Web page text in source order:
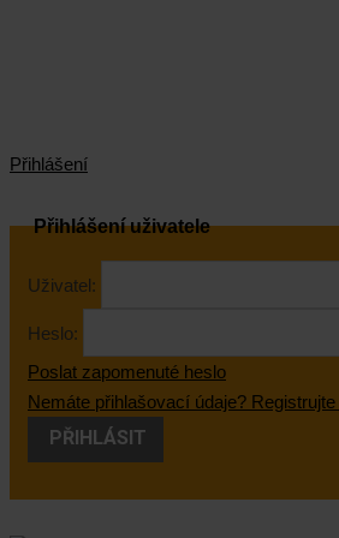
Přihlášení
Přihlášení uživatele
Uživatel:
Heslo:
Poslat zapomenuté heslo
Nemáte přihlašovací údaje?